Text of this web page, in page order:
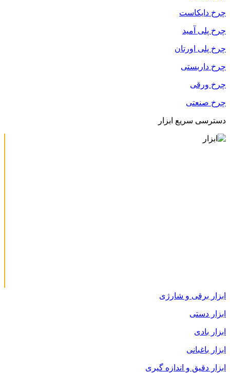
چرخ دایکاست
چرخ پلی آمید
چرخ پلی اورتان
چرخ داربستی
چرخ ورقی
چرخ صنعتی
دسترسی سریع ابزار
ابزار برقی و شارژی
ابزار دستی
ابزار بادی
ابزار باغبانی
ابزار دقیق و اندازه گیری